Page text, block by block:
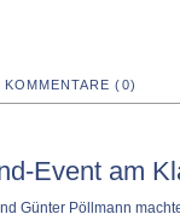
KOMMENTARE (0)
Event am
Günter Pöllmann